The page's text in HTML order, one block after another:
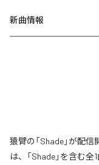
新曲情報
猿臂の「Shade」が配
は、「Shade」を含む全